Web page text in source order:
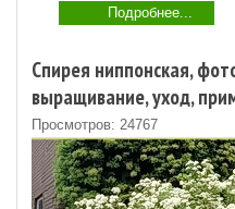
Подробнее...
Спирея ниппонская,
выращивание, уход,
Просмотров: 24767